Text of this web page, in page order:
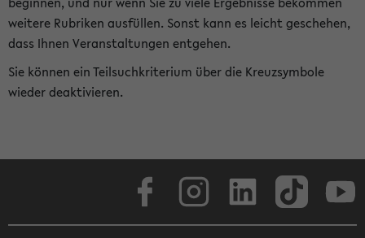
weitere Rubriken ausfüllen. Sonst kann es leicht geschehen,
dass Ihnen Veranstaltungen entgehen.
Sie können ein Teilsuchkriterium über die Kreuzsymbole
wieder deaktivieren.